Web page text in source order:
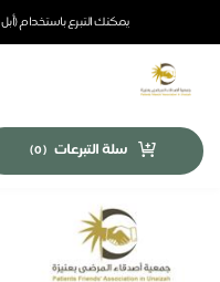
يمكنك التبرع باستخدام
سلة التبرعات (
0
)